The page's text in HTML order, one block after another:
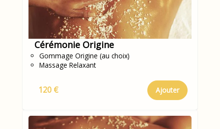
Cérémonie Origine
Gommage Origine (au choix)
Massage Relaxant
120 € Ajouter